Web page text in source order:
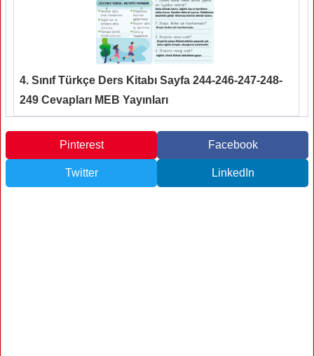
4. Sınıf Türkçe Ders Kitabı Sayfa 244-246-247-248-
249 Cevapları MEB Yayınları
Pinterest Facebook
Twitter LinkedIn